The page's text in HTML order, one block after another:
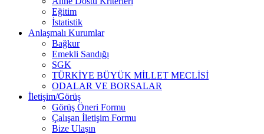
Eğitim
İstatistik
Anlaşmalı Kurumlar
Bağkur
Emekli Sandığı
SGK
TÜRKİYE BÜYÜK MİLLET MECLİSİ
ODALAR VE BORSALAR
İletişim/Görüş
Görüş Öneri Formu
Çalışan İletişim Formu
Bize Ulaşın